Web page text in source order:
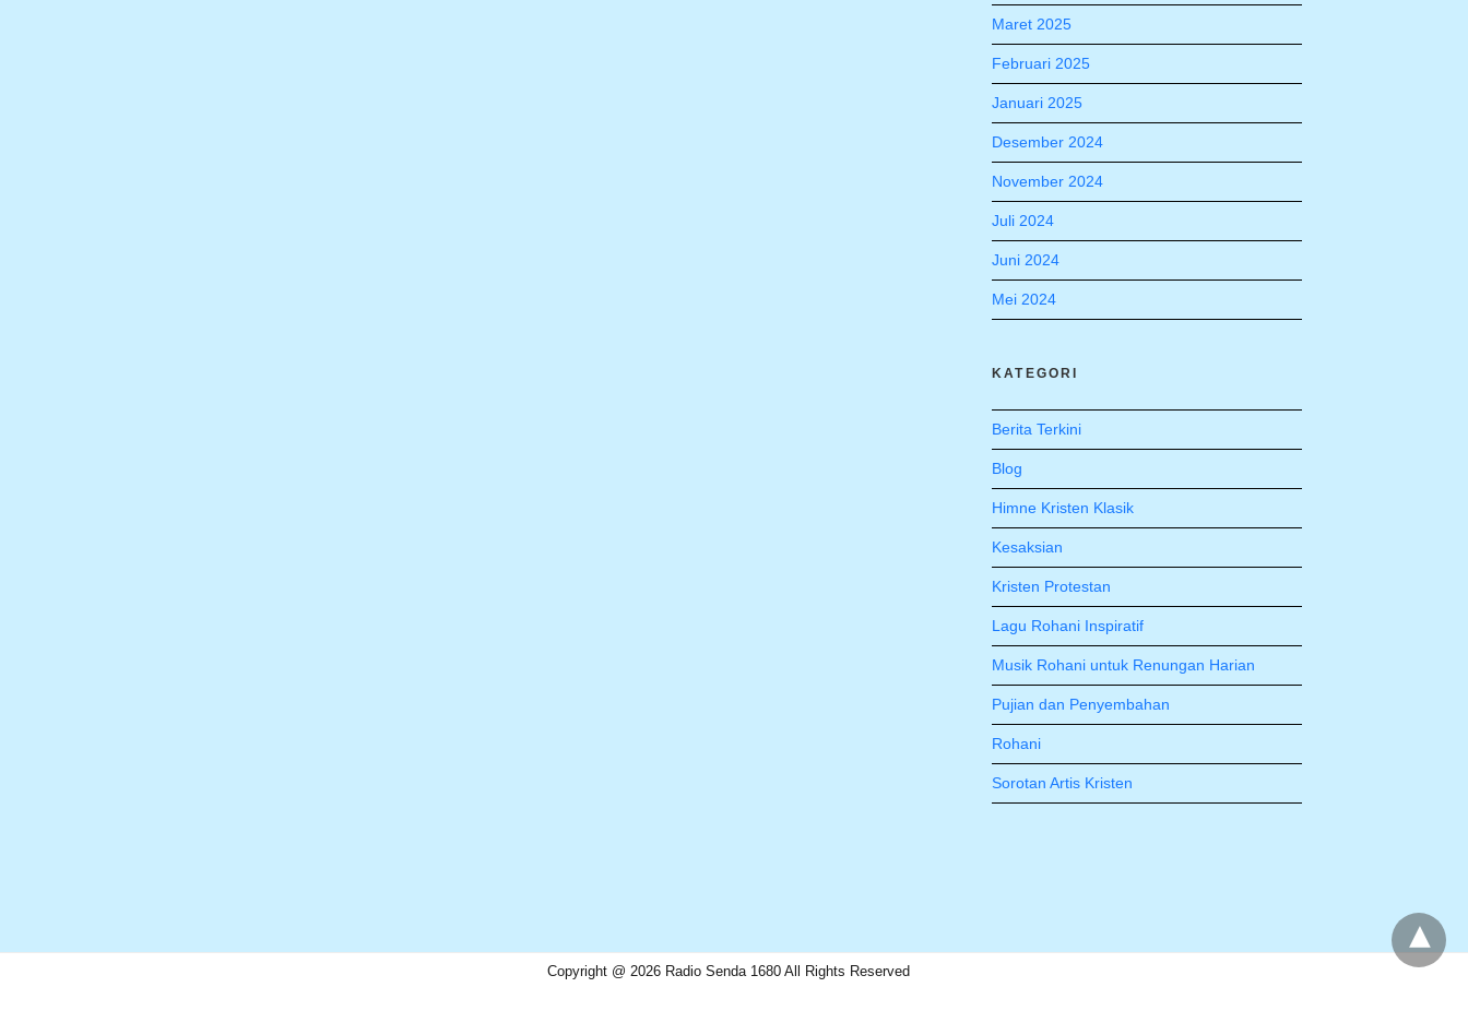
Maret 2025
Februari 2025
Januari 2025
Desember 2024
November 2024
Juli 2024
Juni 2024
Mei 2024
KATEGORI
Berita Terkini
Blog
Himne Kristen Klasik
Kesaksian
Kristen Protestan
Lagu Rohani Inspiratif
Musik Rohani untuk Renungan Harian
Pujian dan Penyembahan
Rohani
Sorotan Artis Kristen
Copyright @ 2026 Radio Senda 1680 All Rights Reserved